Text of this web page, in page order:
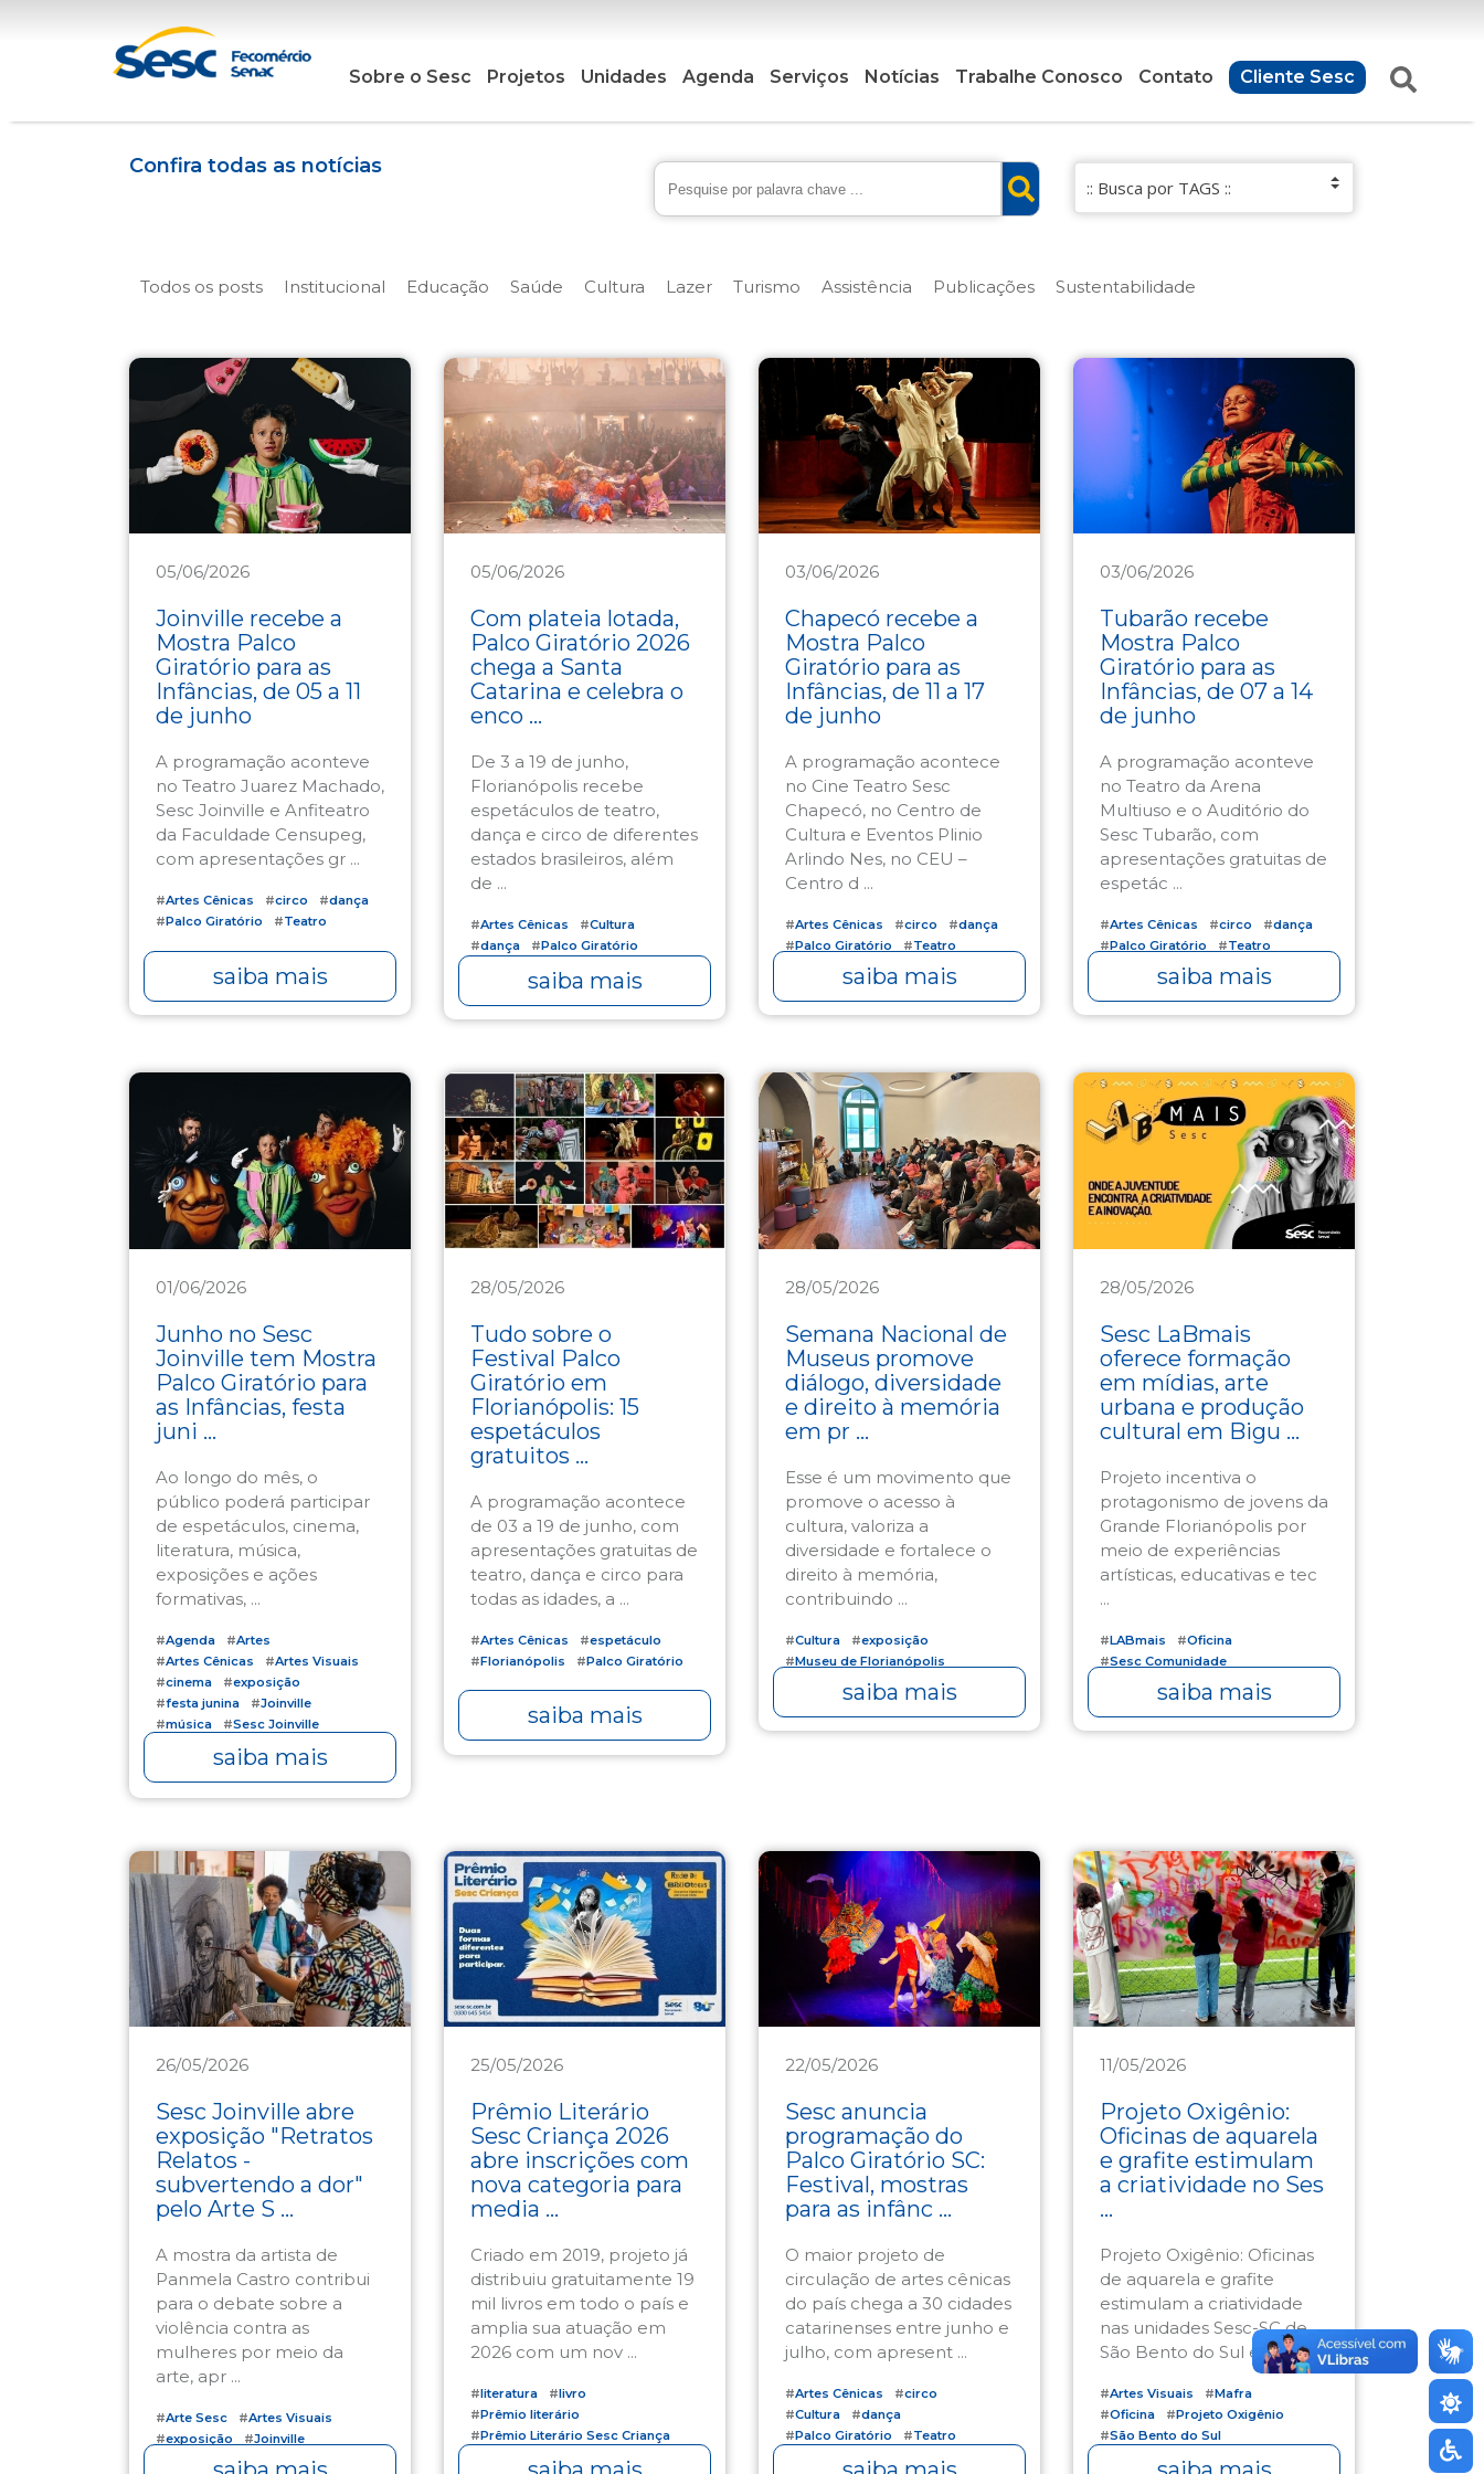
Sobre o Sesc Projetos Unidades Agenda Serviços Notícias Trabalhe Conosco Contato Cliente Sesc
Confira todas as notícias
Todos os posts Institucional Educação Saúde Cultura Lazer Turismo Assistência Publicações Sustentabilidade
Cultura
05/06/2026
Joinville recebe a
Mostra Palco
Giratório para as
Infâncias, de 05 a 11
de junho
A programação aconteve
no Teatro Juarez Machado,
Sesc Joinville e Anfiteatro
da Faculdade Censupeg,
com apresentações gr ...
#Artes Cênicas #circo #dança
#Palco Giratório #Teatro
saiba mais
Cultura
05/06/2026
Com plateia lotada,
Palco Giratório 2026
chega a Santa
Catarina e celebra o
enco ...
De 3 a 19 de junho,
Florianópolis recebe
espetáculos de teatro,
dança e circo de diferentes
estados brasileiros, além
de ...
#Artes Cênicas #Cultura
#dança #Palco Giratório
saiba mais
Cultura
03/06/2026
Chapecó recebe a
Mostra Palco
Giratório para as
Infâncias, de 11 a 17
de junho
A programação acontece
no Cine Teatro Sesc
Chapecó, no Centro de
Cultura e Eventos Plinio
Arlindo Nes, no CEU –
Centro d ...
#Artes Cênicas #circo #dança
#Palco Giratório #Teatro
saiba mais
Cultura
03/06/2026
Tubarão recebe
Mostra Palco
Giratório para as
Infâncias, de 07 a 14
de junho
A programação aconteve
no Teatro da Arena
Multiuso e o Auditório do
Sesc Tubarão, com
apresentações gratuitas de
espetác ...
#Artes Cênicas #circo #dança
#Palco Giratório #Teatro
saiba mais
Cultura
01/06/2026
Junho no Sesc
Joinville tem Mostra
Palco Giratório para
as Infâncias, festa
juni ...
Ao longo do mês, o
público poderá participar
de espetáculos, cinema,
literatura, música,
exposições e ações
formativas, ...
#Agenda #Artes
#Artes Cênicas #Artes Visuais
#cinema #exposição
#festa junina #Joinville
#música #Sesc Joinville
saiba mais
Cultura
28/05/2026
Tudo sobre o
Festival Palco
Giratório em
Florianópolis: 15
espetáculos
gratuitos ...
A programação acontece
de 03 a 19 de junho, com
apresentações gratuitas de
teatro, dança e circo para
todas as idades, a ...
#Artes Cênicas #espetáculo
#Florianópolis #Palco Giratório
saiba mais
Cultura
28/05/2026
Semana Nacional de
Museus promove
diálogo, diversidade
e direito à memória
em pr ...
Esse é um movimento que
promove o acesso à
cultura, valoriza a
diversidade e fortalece o
direito à memória,
contribuindo ...
#Cultura #exposição
#Museu de Florianópolis
saiba mais
Cultura
28/05/2026
Sesc LaBmais
oferece formação
em mídias, arte
urbana e produção
cultural em Bigu ...
Projeto incentiva o
protagonismo de jovens da
Grande Florianópolis por
meio de experiências
artísticas, educativas e tec
...
#LABmais #Oficina
#Sesc Comunidade
saiba mais
Cultura
26/05/2026
Sesc Joinville abre
exposição "Retratos
Relatos -
subvertendo a dor"
pelo Arte S ...
A mostra da artista de
Panmela Castro contribui
para o debate sobre a
violência contra as
mulheres por meio da
arte, apr ...
#Arte Sesc #Artes Visuais
#exposição #Joinville
Cultura
25/05/2026
Prêmio Literário
Sesc Criança 2026
abre inscrições com
nova categoria para
media ...
Criado em 2019, projeto já
distribuiu gratuitamente 19
mil livros em todo o país e
amplia sua atuação em
2026 com um nov ...
#literatura #livro
#Prêmio literário
#Prêmio Literário Sesc Criança
Cultura
22/05/2026
Sesc anuncia
programação do
Palco Giratório SC:
Festival, mostras
para as infânc ...
O maior projeto de
circulação de artes cênicas
do país chega a 30 cidades
catarinenses entre junho e
julho, com apresent ...
#Artes Cênicas #circo
#Cultura #dança
#Palco Giratório #Teatro
Cultura
11/05/2026
Projeto Oxigênio:
Oficinas de aquarela
e grafite estimulam
a criatividade no Ses
...
Projeto Oxigênio: Oficinas
de aquarela e grafite
estimulam a criatividade
nas unidades Sesc-SC de
São Bento do Sul e Maf ...
#Artes Visuais #Mafra
#Oficina #Projeto Oxigênio
#São Bento do Sul